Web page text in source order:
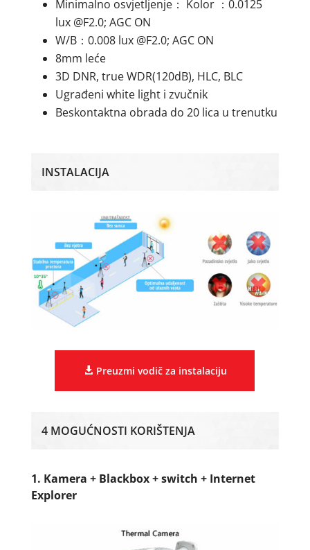
Minimalno osvjetljenje： Kolor ：0.0125
lux @F2.0; AGC ON
W/B：0.008 lux @F2.0; AGC ON
8mm leće
3D DNR, true WDR(120dB), HLC, BLC
Ugrađeni white light i zvučnik
Beskontaktna obrada do 20 lica u trenutku
INSTALACIJA
Preuzmi vodič za instalaciju
4 MOGUĆNOSTI KORIŠTENJA
1. Kamera + Blackbox + switch + Internet
Explorer